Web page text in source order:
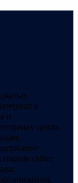
в
и
целях.
нашем сайте